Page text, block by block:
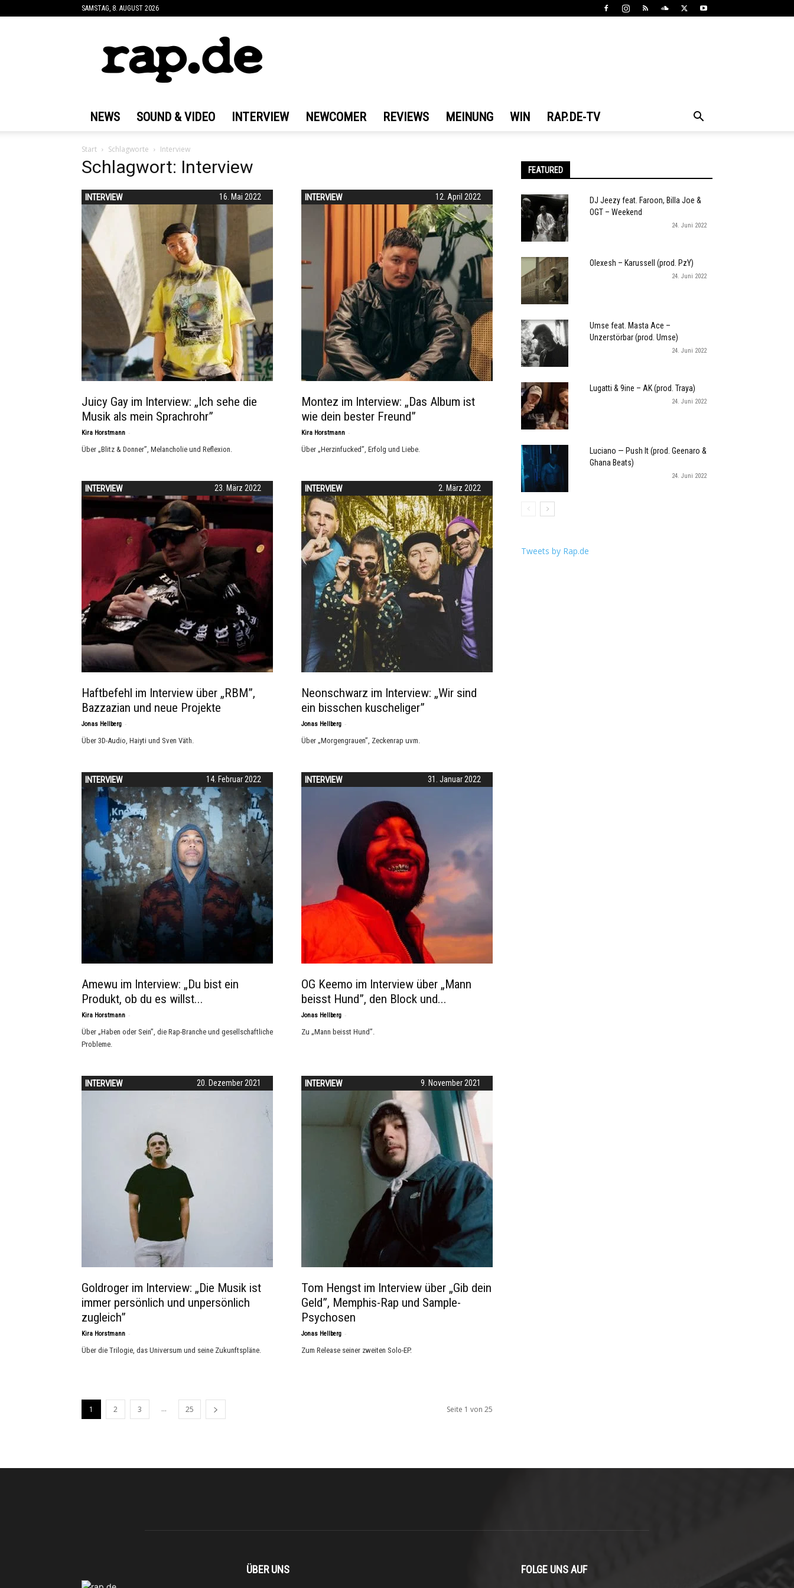
SAMSTAG, 8. AUGUST 2026
NEWS SOUND & VIDEO INTERVIEW NEWCOMER REVIEWS MEINUNG WIN RAP.DE-TV
Start Schlagworte Interview
Schlagwort: Interview
16. Mai 2022
INTERVIEW
Juicy Gay im Interview: „Ich sehe die
Musik als mein Sprachrohr”
Kira Horstmann -
Über „Blitz & Donner”, Melancholie und Reflexion.
12. April 2022
INTERVIEW
Montez im Interview: „Das Album ist
wie dein bester Freund”
Kira Horstmann -
Über „Herzinfucked”, Erfolg und Liebe.
23. März 2022
INTERVIEW
Haftbefehl im Interview über „RBM”,
Bazzazian und neue Projekte
Jonas Hellberg -
Über 3D-Audio, Haiyti und Sven Väth.
2. März 2022
INTERVIEW
Neonschwarz im Interview: „Wir sind
ein bisschen kuscheliger”
Jonas Hellberg -
Über „Morgengrauen”, Zeckenrap uvm.
14. Februar 2022
INTERVIEW
Amewu im Interview: „Du bist ein
Produkt, ob du es willst...
Kira Horstmann -
Über „Haben oder Sein”, die Rap-Branche und gesellschaftliche
Probleme.
31. Januar 2022
INTERVIEW
OG Keemo im Interview über „Mann
beisst Hund”, den Block und...
Jonas Hellberg -
Zu „Mann beisst Hund”.
20. Dezember 2021
INTERVIEW
Goldroger im Interview: „Die Musik ist
immer persönlich und unpersönlich
zugleich”
Kira Horstmann -
Über die Trilogie, das Universum und seine Zukunftspläne.
9. November 2021
INTERVIEW
Tom Hengst im Interview über „Gib dein
Geld”, Memphis-Rap und Sample-
Psychosen
Jonas Hellberg -
Zum Release seiner zweiten Solo-EP.
1 2 3 ... 25 Seite 1 von 25
FEATURED
DJ Jeezy feat. Faroon, Billa Joe &
OGT – Weekend
24. Juni 2022
Olexesh – Karussell (prod. PzY)
24. Juni 2022
Umse feat. Masta Ace –
Unzerstörbar (prod. Umse)
24. Juni 2022
Lugatti & 9ine – AK (prod. Traya)
24. Juni 2022
Luciano — Push It (prod. Geenaro &
Ghana Beats)
24. Juni 2022
Tweets by Rap.de
ÜBER UNS FOLGE UNS AUF